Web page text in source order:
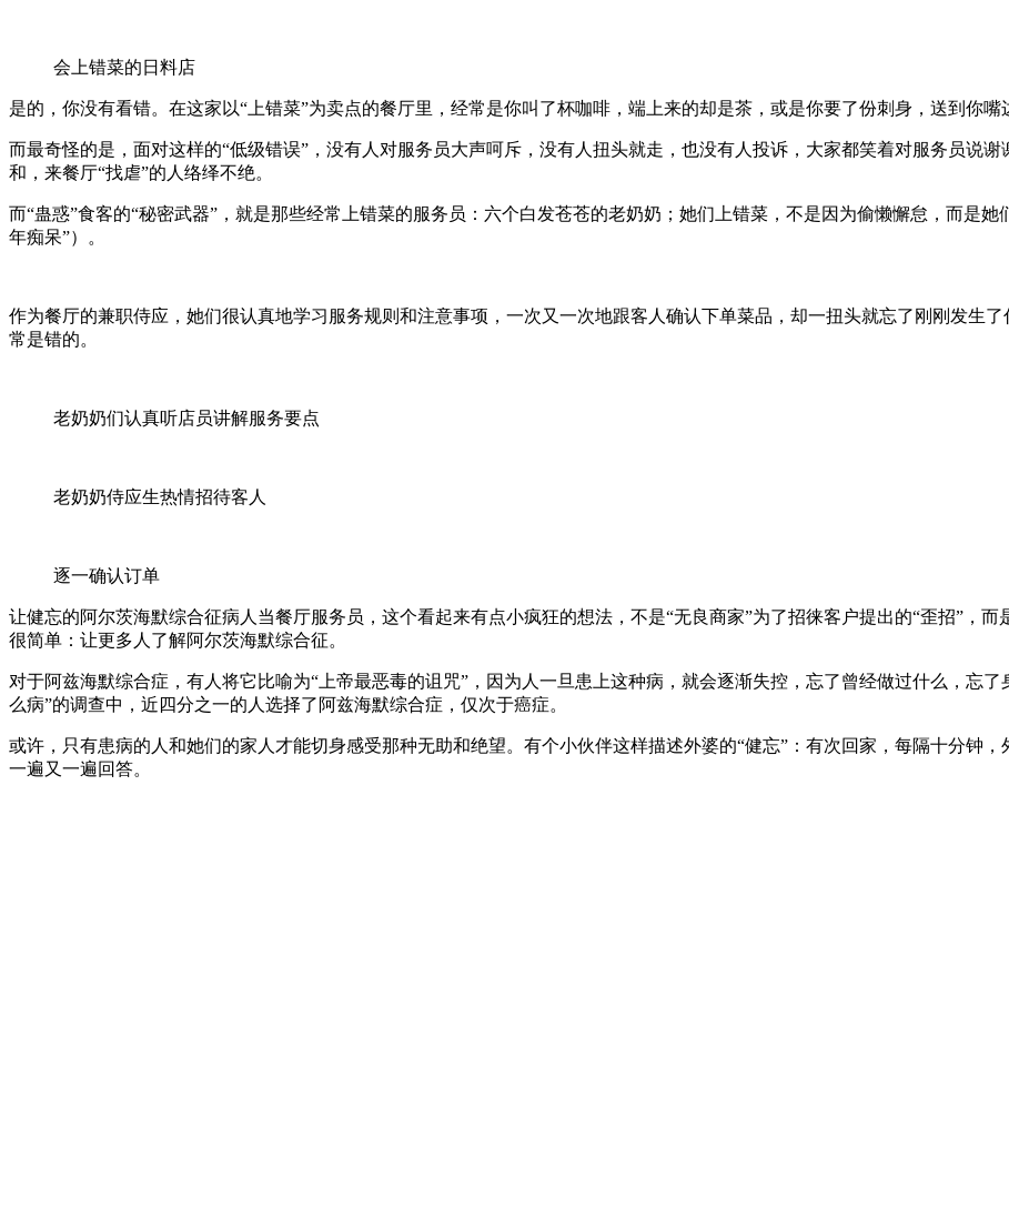
会上错菜的日料店
是的，你没有看错。在这家以“上错菜”为卖点的餐厅里，经常是你叫了杯咖啡，端上来的却是茶，或是你要了份刺身，送到你
而最奇怪的是，面对这样的“低级错误”，没有人对服务员大声呵斥，没有人扭头就走，也没有人投诉，大家都笑着对服务员说
和，来餐厅“找虐”的人络绎不绝。
而“蛊惑”食客的“秘密武器”，就是那些经常上错菜的服务员：六个白发苍苍的老奶奶；她们上错菜，不是因为偷懒懈怠，而是
年痴呆”）。
作为餐厅的兼职侍应，她们很认真地学习服务规则和注意事项，一次又一次地跟客人确认下单菜品，却一扭头就忘了刚刚发生
常是错的。
老奶奶们认真听店员讲解服务要点
老奶奶侍应生热情招待客人
逐一确认订单
让健忘的阿尔茨海默综合征病人当餐厅服务员，这个看起来有点小疯狂的想法，不是“无良商家”为了招徕客户提出的“歪招”，
很简单：让更多人了解阿尔茨海默综合征。
对于阿兹海默综合症，有人将它比喻为“上帝最恶毒的诅咒”，因为人一旦患上这种病，就会逐渐失控，忘了曾经做过什么，忘
么病”的调查中，近四分之一的人选择了阿兹海默综合症，仅次于癌症。
或许，只有患病的人和她们的家人才能切身感受那种无助和绝望。有个小伙伴这样描述外婆的“健忘”：有次回家，每隔十分钟
一遍又一遍回答。